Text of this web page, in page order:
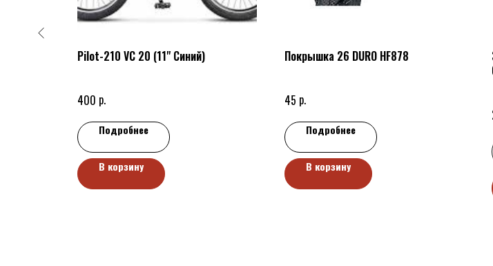
Pilot-210 VC 20 (11" Синий)
400 р.
Подробнее
В корзину
Покрышка 26 DURO HF878
45 р.
Подробнее
В корзину